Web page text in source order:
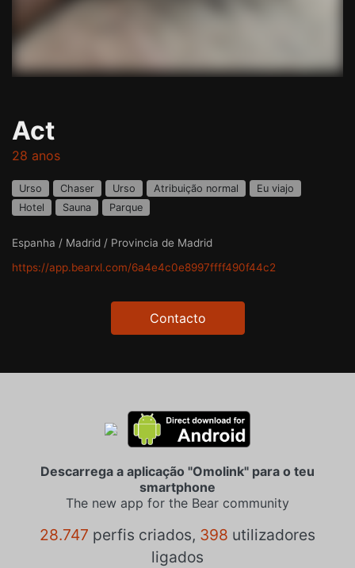
Act
28 anos
Urso Chaser Urso Atribuição normal
Eu viajo
Hotel
Sauna Parque
Espanha / Madrid / Provincia de Madrid
https://app.bearxl.com/6a4e4c0e8997ffff490f44c2
Contacto
Descarrega a aplicação "Omolink" para o teu
smartphone
The new app for the Bear community
28.747 perfis criados, 398 utilizadores
ligados